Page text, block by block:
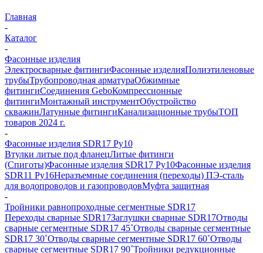
Главная
-
Каталог
-
Фасонные изделия
Электросварные фитингиФасонные изделияПолиэтиленовые
трубыТрубопроводная арматураОбжимные
фитингиСоединения GeboКомпрессионные
фитингиМонтажный инструментОбустройство
скважинЛатунные фитингиКанализационные трубыТОП
товаров 2024 г.
-
Фасонные изделия SDR17 Ру10
Втулки литые под фланецЛитые фитинги
(Спиготы)Фасонные изделия SDR17 Ру10Фасонные изделия
SDR11 Ру16Неразъемные соединения (переходы) ПЭ-сталь
для водопроводов и газопроводовМуфта защитная
-
Тройники равнопроходные сегментные SDR17
Переходы сварные SDR17Заглушки сварные SDR17Отводы
сварные сегментные SDR17 45˚Отводы сварные сегментные
SDR17 30˚Отводы сварные сегментные SDR17 60˚Отводы
сварные сегментные SDR17 90˚Тройники редукционные